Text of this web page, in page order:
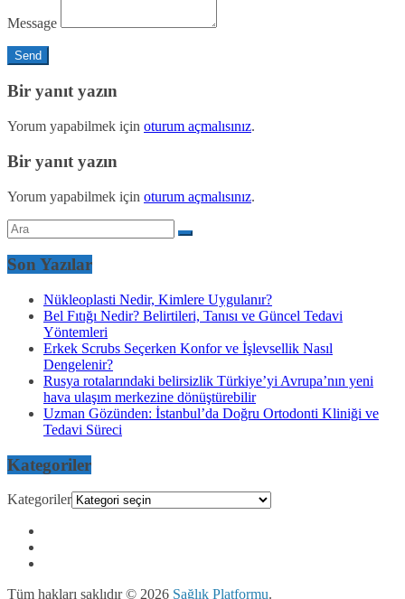
Message
Bir yanıt yazın
Yorum yapabilmek için oturum açmalısınız.
Bir yanıt yazın
Yorum yapabilmek için oturum açmalısınız.
Son Yazılar
Nükleoplasti Nedir, Kimlere Uygulanır?
Bel Fıtığı Nedir? Belirtileri, Tanısı ve Güncel Tedavi
Yöntemleri
Erkek Scrubs Seçerken Konfor ve İşlevsellik Nasıl
Dengelenir?
Rusya rotalarındaki belirsizlik Türkiye’yi Avrupa’nın yeni
hava ulaşım merkezine dönüştürebilir
Uzman Gözünden: İstanbul’da Doğru Ortodonti Kliniği ve
Tedavi Süreci
Kategoriler
Kategoriler
Tüm hakları saklıdır © 2026 Sağlık Platformu.